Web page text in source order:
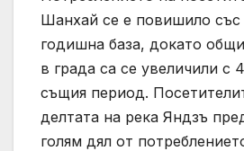
Шанхай се е повишило със
годишна база, докато
в града са се увеличили с
същия период.
делтата на река Яндзъ
голям дял от